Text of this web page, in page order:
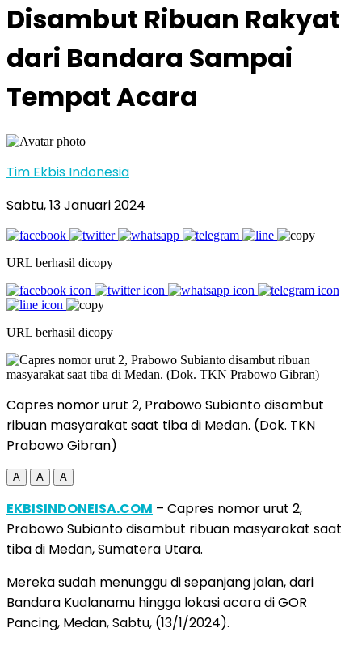
Disambut Ribuan Rakyat
dari Bandara Sampai
Tempat Acara
Tim Ekbis Indonesia
Sabtu, 13 Januari 2024
URL berhasil dicopy
URL berhasil dicopy
Capres nomor urut 2, Prabowo Subianto disambut
ribuan masyarakat saat tiba di Medan. (Dok. TKN
Prabowo Gibran)
A A A
EKBISINDONEISA.COM – Capres nomor urut 2,
Prabowo Subianto disambut ribuan masyarakat saat
tiba di Medan, Sumatera Utara.
Mereka sudah menunggu di sepanjang jalan, dari
Bandara Kualanamu hingga lokasi acara di GOR
Pancing, Medan, Sabtu, (13/1/2024).